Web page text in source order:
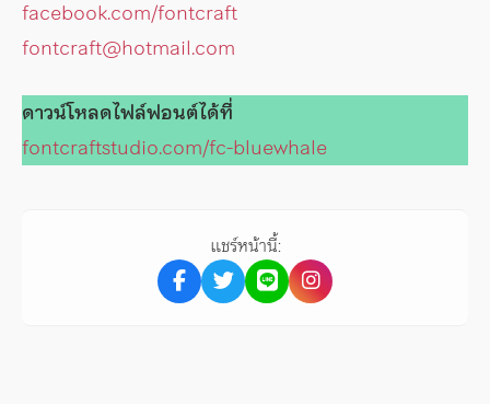
facebook.com/fontcraft
fontcraft@hotmail.com
ดาวน์โหลดไฟล์ฟอนต์ได้ที่
fontcraftstudio.com/fc-bluewhale
แชร์หน้านี้: